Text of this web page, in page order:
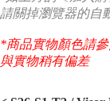
請關掉瀏覽器的自
*商品實物顏色請
與實物稍有偏差